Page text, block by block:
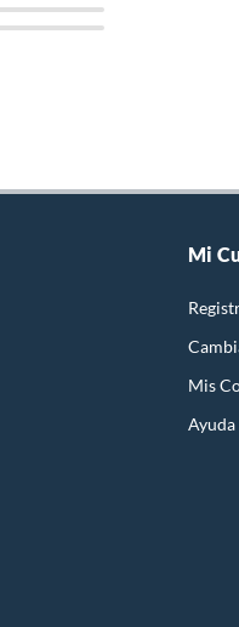
Mi
Mis
Ayuda